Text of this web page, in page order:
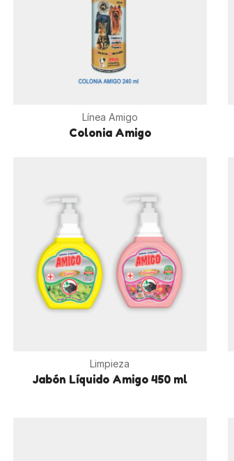
Línea Amigo
Colonia Amigo
Limpieza
Jabón Líquido Amigo 450 ml